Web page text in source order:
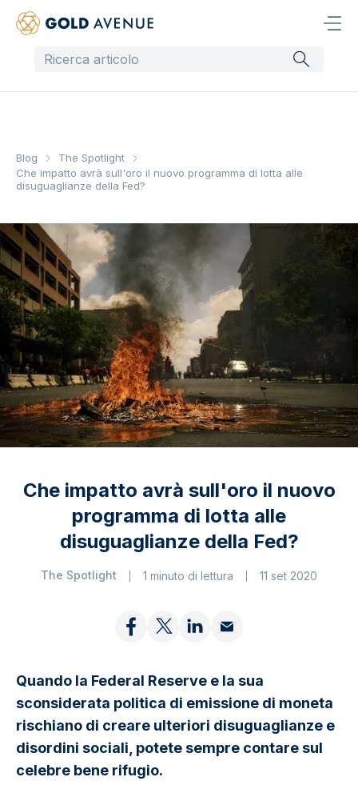
Blog
The Spotlight
Che impatto avrà sull'oro il nuovo programma di lotta alle
disuguaglianze della Fed?
Che impatto avrà sull'oro il nuovo
programma di lotta alle
disuguaglianze della Fed?
The Spotlight 1 minuto di lettura 11 set 2020
Quando la Federal Reserve e la sua
sconsiderata politica di emissione di moneta
rischiano di creare ulteriori disuguaglianze e
disordini sociali, potete sempre contare sul
celebre bene rifugio.